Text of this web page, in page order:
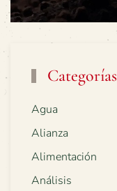
Categorías
Agua
Alianza
Alimentación
Análisis